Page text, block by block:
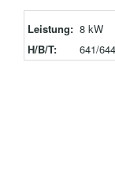
Leistung: 8 kW
H/B/T:
641/